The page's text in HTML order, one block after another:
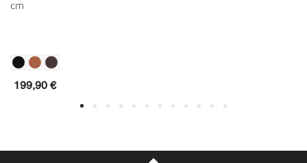
cm
199,90 €